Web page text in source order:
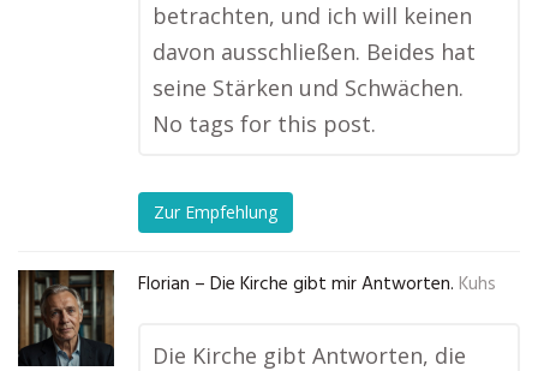
betrachten, und ich will keinen
davon ausschließen. Beides hat
seine Stärken und Schwächen.
No tags for this post.
Zur Empfehlung
Florian – Die Kirche gibt mir Antworten. Kuhs
Die Kirche gibt Antworten, die